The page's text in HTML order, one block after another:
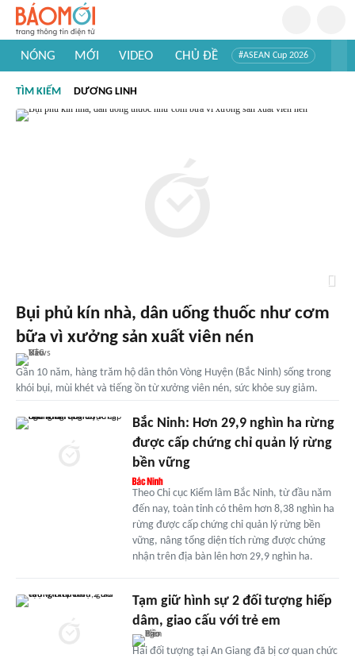
NÓNG MỚI VIDEO CHỦ ĐỀ #ASEAN Cup 2026
#Khám phá thế giới
TÌM KIẾM DƯƠNG LINH
Bụi phủ kín nhà, dân uống thuốc như cơm
bữa vì xưởng sản xuất viên nén
Gần 10 năm, hàng trăm hộ dân thôn Vòng Huyện (Bắc Ninh) sống trong
khói bụi, mùi khét và tiếng ồn từ xưởng viên nén, sức khỏe suy giảm.
Bắc Ninh: Hơn 29,9 nghìn ha rừng
được cấp chứng chỉ quản lý rừng
bền vững
Theo Chi cục Kiểm lâm Bắc Ninh, từ đầu năm
đến nay, toàn tỉnh có thêm hơn 8,38 nghìn ha
rừng được cấp chứng chỉ quản lý rừng bền
vững, nâng tổng diện tích rừng được chứng
nhận trên địa bàn lên hơn 29,9 nghìn ha.
Tạm giữ hình sự 2 đối tượng hiếp
dâm, giao cấu với trẻ em
Hai đối tượng tại An Giang đã bị cơ quan chức